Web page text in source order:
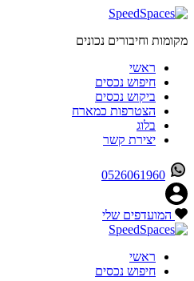
מקומות וחיבורים נכונים
ראשי
חיפוש נכסים
ביקוש נכסים
הצטרפות כמארח
בלוג
יצירת קשר
0526061960
המועדפים שלי
ראשי
חיפוש נכסים